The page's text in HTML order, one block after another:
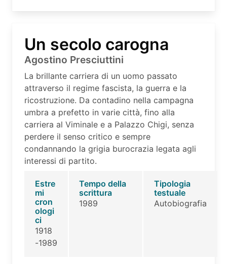
Un secolo carogna
Agostino Presciuttini
La brillante carriera di un uomo passato
attraverso il regime fascista, la guerra e la
ricostruzione. Da contadino nella campagna
umbra a prefetto in varie città, fino alla
carriera al Viminale e a Palazzo Chigi, senza
perdere il senso critico e sempre
condannando la grigia burocrazia legata agli
interessi di partito.
Estre
mi
cron
ologi
ci
1918
-1989
Tempo della
scrittura
1989
Tipologia
testuale
Autobiografia